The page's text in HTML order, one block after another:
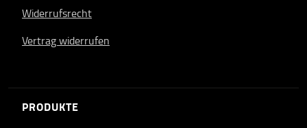
Widerrufsrecht
Vertrag widerrufen
PRODUKTE